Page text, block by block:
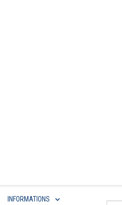
INFORMATIONS